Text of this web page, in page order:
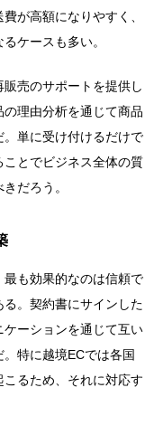
が高額になりやすく、
ケースも多い。
売のサポートを提供し
理由分析を通じて商品
単に受け付けるだけで
とでビジネス全体の質
だろう。
も効果的なのは信頼で
。契約書にサインした
ーションを通じて互い
特に越境ECでは各国
るため、それに対応す